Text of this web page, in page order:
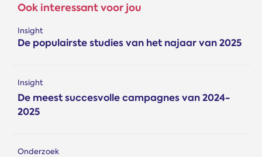
Ook interessant voor jou
Insight
De populairste studies van het najaar van 2025
Insight
De meest succesvolle campagnes van 2024-
2025
Onderzoek